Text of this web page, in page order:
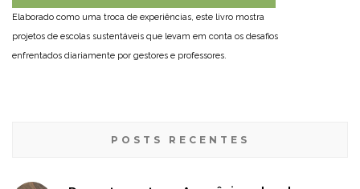
Elaborado como uma troca de experiências, este livro mostra
projetos de escolas sustentáveis que levam em conta os desafios
enfrentados diariamente por gestores e professores.
POSTS RECENTES